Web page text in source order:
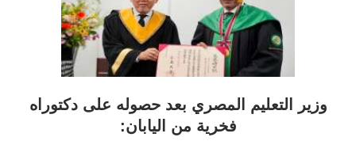
وزير التعليم المصري بعد حصوله على دكتوراه
فخرية من اليابان: